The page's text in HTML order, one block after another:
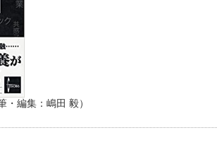
・編集：嶋田 毅）